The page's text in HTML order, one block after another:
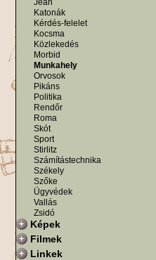
Jean
Katonák
Kérdés-felelet
Kocsma
Közlekedés
Morbid
Munkahely
Orvosok
Pikáns
Politika
Rendőr
Roma
Skót
Sport
Stirlitz
Számítástechnika
Székely
Szőke
Ügyvédek
Vallás
Zsidó
Képek
Filmek
Linkek